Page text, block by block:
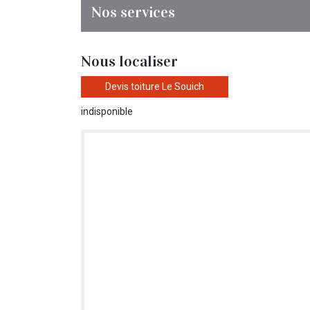
Nos services
Nous localiser
Devis toiture Le Souich
indisponible